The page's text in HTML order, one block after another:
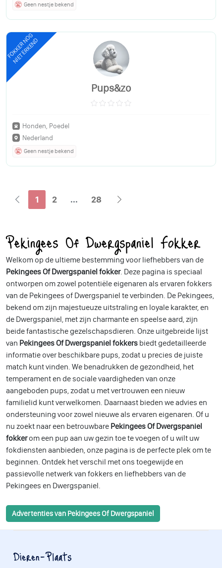
Geen nestje bekend
FOKKER NOG
NIET ERKEND
Pups&zo
Honden, Poedel
Nederland
Geen nestje bekend
1 2 ... 28
Pekingees Of Dwergspaniel Fokker
Welkom op de ultieme bestemming voor liefhebbers van de
Pekingees Of Dwergspaniel fokker. Deze pagina is speciaal
ontworpen om zowel potentiële eigenaren als ervaren fokkers
van de Pekingees of Dwergspaniel te verbinden. De Pekingees,
bekend om zijn majestueuze uitstraling en loyale karakter, en
de Dwergspaniel, met zijn charmante en speelse aard, zijn
beide fantastische gezelschapsdieren. Onze uitgebreide lijst
van Pekingees Of Dwergspaniel fokkers biedt gedetailleerde
informatie over beschikbare pups, zodat u precies de juiste
match kunt vinden. We benadrukken de gezondheid, het
temperament en de sociale vaardigheden van onze
aangeboden pups, zodat u met vertrouwen een nieuw
familielid kunt verwelkomen. Daarnaast bieden we advies en
ondersteuning voor zowel nieuwe als ervaren eigenaren. Of u
nu zoekt naar een betrouwbare Pekingees Of Dwergspaniel
fokkerom een pup aan uw gezin toe te voegen of u wilt uw
fokdiensten aanbieden, onze pagina is de perfecte plek om te
beginnen. Ontdek het verschil met ons toegewijde en
passievolle netwerk van fokkers en liefhebbers van de
Pekingees en Dwergspaniel.
Advertenties van Pekingees Of Dwergspaniel
Dieren-Plaats